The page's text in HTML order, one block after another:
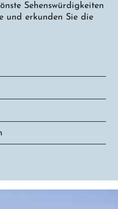
Sehenswürdigkeiten
und erkunden Sie die